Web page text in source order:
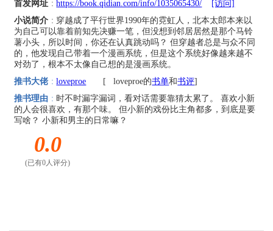
首发网址 :https://book.qidian.com/info/1035065430/
[访问]
小说简介 : 穿越成了平行世界1990年的霓虹人，北本太郎本来以
为自己可以靠着前知先决赚一笔，但没想到邻居居然是那个马铃
薯小头，所以时间，你还在认真跳动吗？ 但穿越者总是与众不同
的，他发现自己带着一个漫画系统，但是这个系统好像越来越不
对劲了，根本不太像自己想的是漫画系统。
推书大佬 : loveproe [ loveproe的书单和书评]
推书理由 : 时不时漏字漏词，看对话需要靠猜太累了。 喜欢小新
的人会很喜欢，有那个味。 但小新的戏份比主角都多，到底是要
写啥？ 小新和男主的日常嘛？
0.0
(已有0人评分)